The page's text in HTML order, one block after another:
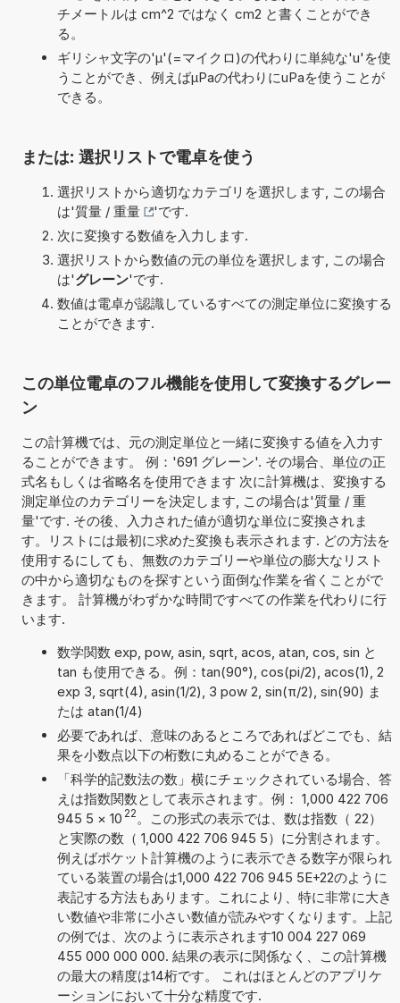
チメートルは cm^2 ではなく cm2 と書くことができ
る。
ギリシャ文字の'μ'(=マイクロ)の代わりに単純な'u'を使
うことができ、例えばµPaの代わりにuPaを使うことが
できる。
または: 選択リストで電卓を使う
選択リストから適切なカテゴリを選択します, この場合
は'質量 / 重量
'です.
次に変換する数値を入力します.
選択リストから数値の元の単位を選択します, この場合
は'グレーン'です.
数値は電卓が認識しているすべての測定単位に変換する
ことができます.
この単位電卓のフル機能を使用して変換するグレー
ン
この計算機では、元の測定単位と一緒に変換する値を入力す
ることができます。 例：'691 グレーン'. その場合、単位の正
式名もしくは省略名を使用できます 次に計算機は、変換する
測定単位のカテゴリーを決定します, この場合は'質量 / 重
量'です. その後、入力された値が適切な単位に変換されま
す。リストには最初に求めた変換も表示されます. どの方法を
使用するにしても、無数のカテゴリーや単位の膨大なリスト
の中から適切なものを探すという面倒な作業を省くことがで
きます。 計算機がわずかな時間ですべての作業を代わりに行
います.
数学関数 exp, pow, asin, sqrt, acos, atan, cos, sin と
tan も使用できる。例：tan(90°), cos(pi/2), acos(1), 2
exp 3, sqrt(4), asin(1/2), 3 pow 2, sin(π/2), sin(90) ま
たは atan(1/4)
必要であれば、意味のあるところであればどこでも、結
果を小数点以下の桁数に丸めることができる。
「科学的記数法の数」横にチェックされている場合、答
えは指数関数として表示されます。例： 1,000 422 706
945 5 × 10 22 。この形式の表示では、数は指数（ 22）
と実際の数（ 1,000 422 706 945 5）に分割されます。
例えばポケット計算機のように表示できる数字が限られ
ている装置の場合は1,000 422 706 945 5E+22のように
表記する方法もあります。これにより、特に非常に大き
い数値や非常に小さい数値が読みやすくなります。上記
の例では、次のように表示されます10 004 227 069
455 000 000 000. 結果の表示に関係なく、この計算機
の最大の精度は14桁です。 これはほとんどのアプリケ
ーションにおいて十分な精度です.